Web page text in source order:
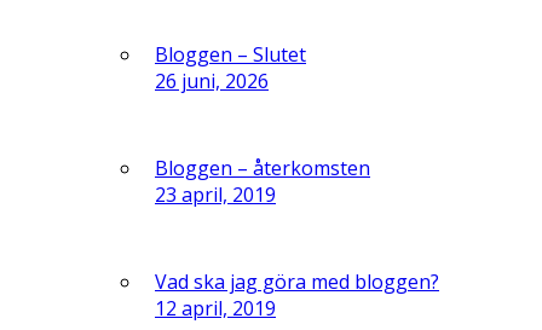
Bloggen – Slutet
26 juni, 2026
Bloggen – återkomsten
23 april, 2019
Vad ska jag göra med bloggen?
12 april, 2019